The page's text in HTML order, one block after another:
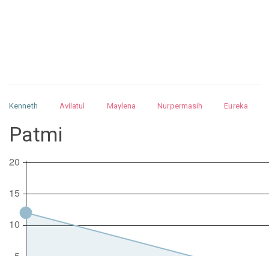
Kenneth Avilatul Maylena Nurpermasih
Eureka
Nurhilman
Pathin
Patmi